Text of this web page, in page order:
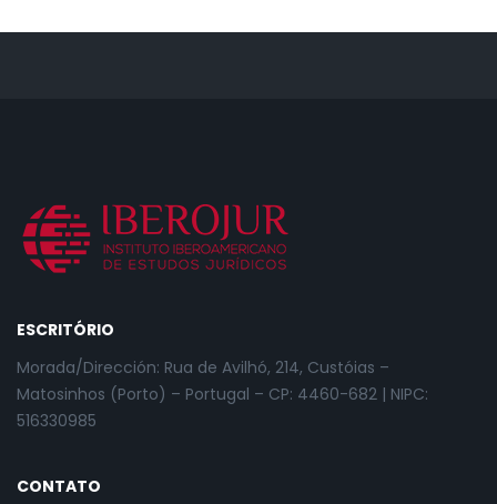
ESCRITÓRIO
Morada/Dirección: Rua de Avilhó, 214, Custóias –
Matosinhos (Porto) – Portugal – CP: 4460-682 | NIPC:
516330985
CONTATO